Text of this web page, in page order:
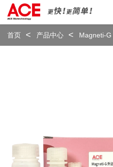
首页 产品中心 Magneti-